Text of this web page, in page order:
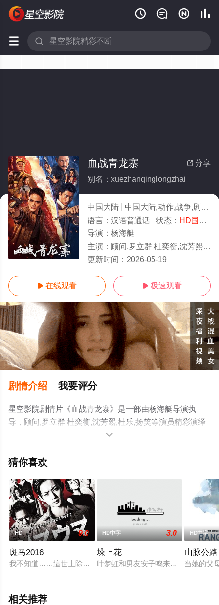
   
 
HD国语
 分享
血战青龙寨
别名：xuezhanqinglongzhai
中国大陆 中国大陆,动作,战争,剧情
语言： 汉语普通话 状态： HD国语/高清
导演： 杨海艇
主演： 顾问,罗立群,杜奕衡,沈芳熙,杜乐,扬笑
更新时间： 2026-05-19
 在线观看  极速观看
剧情介绍 我要评分
星空影院剧情片《血战青龙寨》是一部由杨海艇导演执
导，顾问,罗立群,杜奕衡,沈芳熙,杜乐,扬笑等演员精彩演绎
的中国大陆电影，手机免费观看高清无删减完整版电影大
视猫或剧情网等平台了解。

猜你喜欢
HD 9.0
斑马2016
我不知道……這世上除了奴隸和家畜外……還有在那以下的世界
HD中字 3.0
垛上花
叶梦虹和男友安子鸣来到湖洲村，叶
HD中字
山脉公路
当她的父
相关推荐